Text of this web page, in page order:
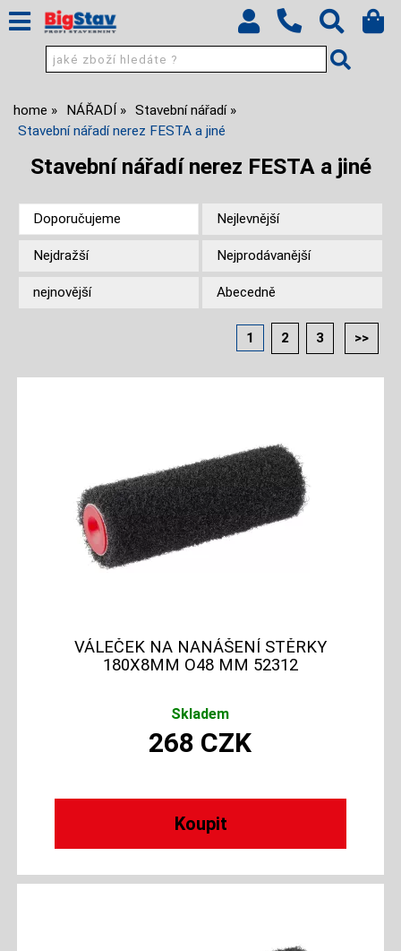
home NÁŘADÍ
Stavební nářadí
Stavební nářadí nerez FESTA a jiné
Stavební nářadí nerez FESTA a jiné
Doporučujeme Nejlevnější
Nejdražší Nejprodávanější
nejnovější Abecedně
1 2 3 >>
VÁLEČEK NA NANÁŠENÍ STĚRKY
180X8MM O48 MM 52312
Skladem
268 CZK